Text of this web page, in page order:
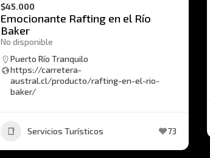
$45.000
Emocionante Rafting en el Río
Baker
No disponible
Puerto Río Tranquilo
https://carretera-
austral.cl/producto/rafting-en-el-rio-
baker/
Servicios Turísticos 73